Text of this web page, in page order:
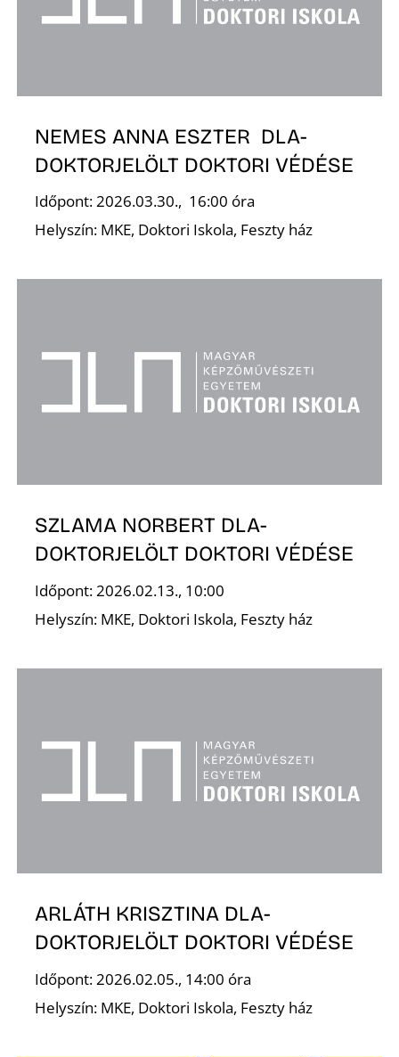
NEMES ANNA ESZTER DLA-
DOKTORJELÖLT DOKTORI VÉDÉSE
Időpont: 2026.03.30., 16:00 óra
Helyszín: MKE, Doktori Iskola, Feszty ház
SZLAMA NORBERT DLA-
DOKTORJELÖLT DOKTORI VÉDÉSE
Időpont: 2026.02.13., 10:00
Helyszín: MKE, Doktori Iskola, Feszty ház
ARLÁTH KRISZTINA DLA-
DOKTORJELÖLT DOKTORI VÉDÉSE
Időpont: 2026.02.05., 14:00 óra
Helyszín: MKE, Doktori Iskola, Feszty ház